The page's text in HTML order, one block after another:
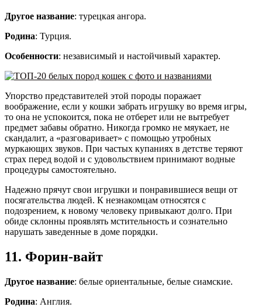
Другое название: турецкая ангора.
Родина: Турция.
Особенности: независимый и настойчивый характер.
Упорство представителей этой породы поражает
воображение, если у кошки забрать игрушку во время игры,
то она не успокоится, пока не отберет или не вытребует
предмет забавы обратно. Никогда громко не мяукает, не
скандалит, а «разговаривает» с помощью утробных
муркающих звуков. При частых купаниях в детстве теряют
страх перед водой и с удовольствием принимают водные
процедуры самостоятельно.
Надежно прячут свои игрушки и понравившиеся вещи от
посягательства людей. К незнакомцам относятся с
подозрением, к новому человеку привыкают долго. При
обиде склонны проявлять мстительность и сознательно
нарушать заведенные в доме порядки.
11. Форин-вайт
Другое название: белые ориентальные, белые сиамские.
Родина: Англия.